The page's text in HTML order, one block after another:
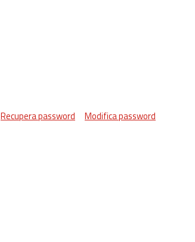
Recupera password Modifica password